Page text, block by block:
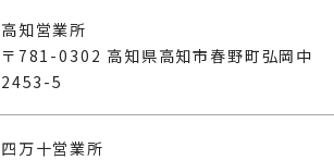
高知営業所
〒781-0302 高知県高知市春野町弘岡中
2453-5
四万十営業所